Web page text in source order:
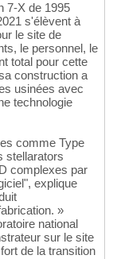
7-X de 1995
s'élèvent à
le site de
le personnel, le
total pour cette
construction a
usinées avec
technologie
comme Type
stellarators
complexes par
explique
»
national
sur le site
de la transition